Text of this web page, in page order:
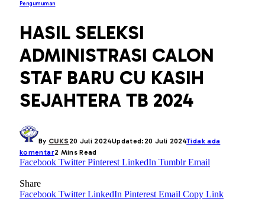
Pengumuman
HASIL SELEKSI
ADMINISTRASI CALON
STAF BARU CU KASIH
SEJAHTERA TB 2024
By CUKS 20 Juli 2024Updated: 20 Juli 2024Tidak ada
komentar2 Mins Read
Facebook Twitter Pinterest LinkedIn Tumblr Email
Share
Facebook Twitter LinkedIn Pinterest Email Copy Link